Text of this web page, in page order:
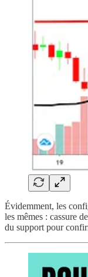
Évidemment, les
les mêmes : cassure
du support pour